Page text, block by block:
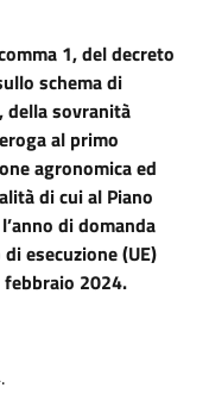
1, del decreto
schema di
della sovranità
al primo
agronomica ed
di cui al Piano
di domanda
esecuzione (UE)
2024.